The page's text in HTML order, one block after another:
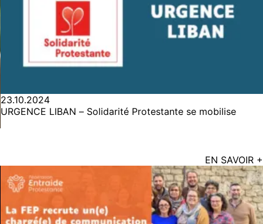
23.10.2024
URGENCE LIBAN – Solidarité Protestante se mobilise
EN SAVOIR +